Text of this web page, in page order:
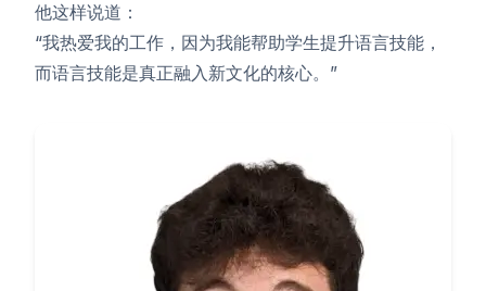
他这样说道：
“我热爱我的工作，因为我能帮助学生提升语言技能，
而语言技能是真正融入新文化的核心。”